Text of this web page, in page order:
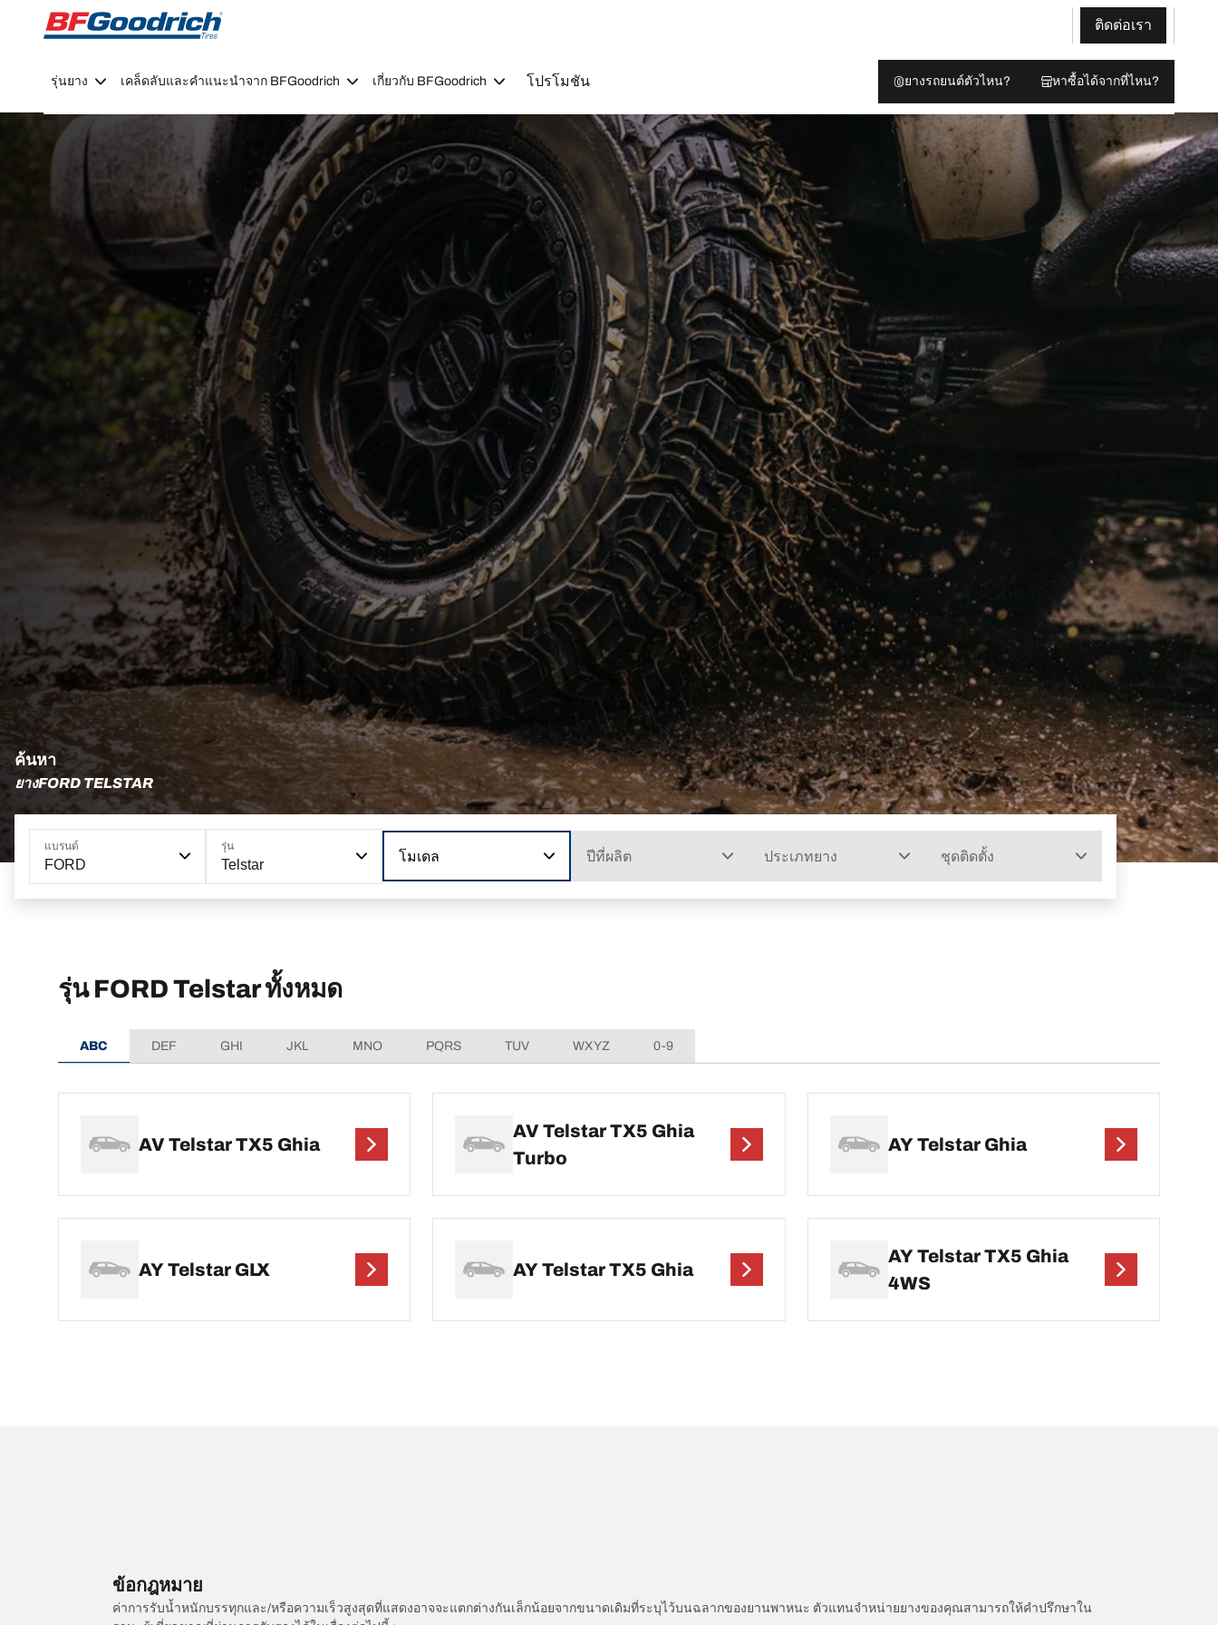
Go to page content
Go to page navigation
ติดต่อเรา
รุ่นยาง เคล็ดลับและคำแนะนำจาก BFGoodrich เกี่ยวกับ BFGoodrich โปรโมชัน ยางรถยนต์ตัวไหน? หาซื้อได้จากที่ไหน?
ค้นหา
ยางFORD TELSTAR
แบรนด์
FORD
รุ่น
Telstar
โมเดล ปีที่ผลิต ประเภทยาง ชุดติดตั้ง
รุ่น FORD Telstar ทั้งหมด
ABC DEF GHI JKL MNO PQRS TUV WXYZ 0-9
AV Telstar TX5 Ghia
AV Telstar TX5 Ghia
Turbo
AY Telstar Ghia
AY Telstar GLX AY Telstar TX5 Ghia
AY Telstar TX5 Ghia
4WS
ข้อกฎหมาย
ค่าการรับน้ำหนักบรรทุกและ/หรือความเร็วสูงสุดที่แสดงอาจจะแตกต่างกันเล็กน้อยจากขนาดเดิมที่ระบุไว้บนฉลากของยานพาหนะ ตัวแทนจำหน่ายยางของคุณสามารถให้คำปรึกษาใน